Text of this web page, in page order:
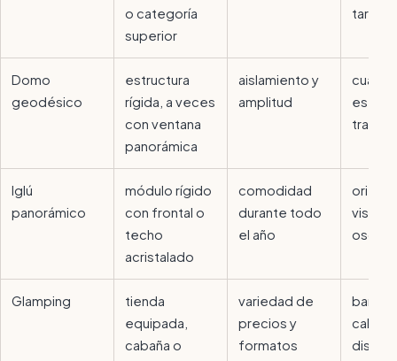
o categoría
superior
tarifa
Domo
geodésico
estructura
rígida, a veces
con ventana
panorámica
aislamiento y
amplitud
es
Iglú
panorámico
módulo rígido
con frontal o
techo
acristalado
comodidad
durante todo
el año
vistas y
Glamping
tienda
equipada,
cabaña o
variedad de
precios y
formatos
baño,